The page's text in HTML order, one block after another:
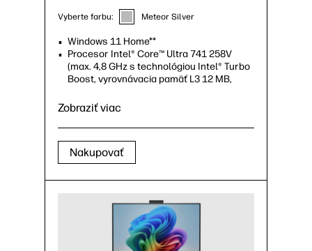
Vyberte farbu: Meteor Silver
Windows 11 Home**
Procesor Intel® Core™ Ultra 741 258V
(max. 4,8 GHz s technológiou Intel® Turbo
Boost, vyrovnávacia pamäť L3 12 MB,
Antireflexný 27-palcový (68,6 cm)
4K18UHD42(3 840 x 2 160), mikrorámom na
troch stranách, jasom 350 nitov, 99 %
pokrytím škály sRGB
Zobraziť viac
Nakupovať